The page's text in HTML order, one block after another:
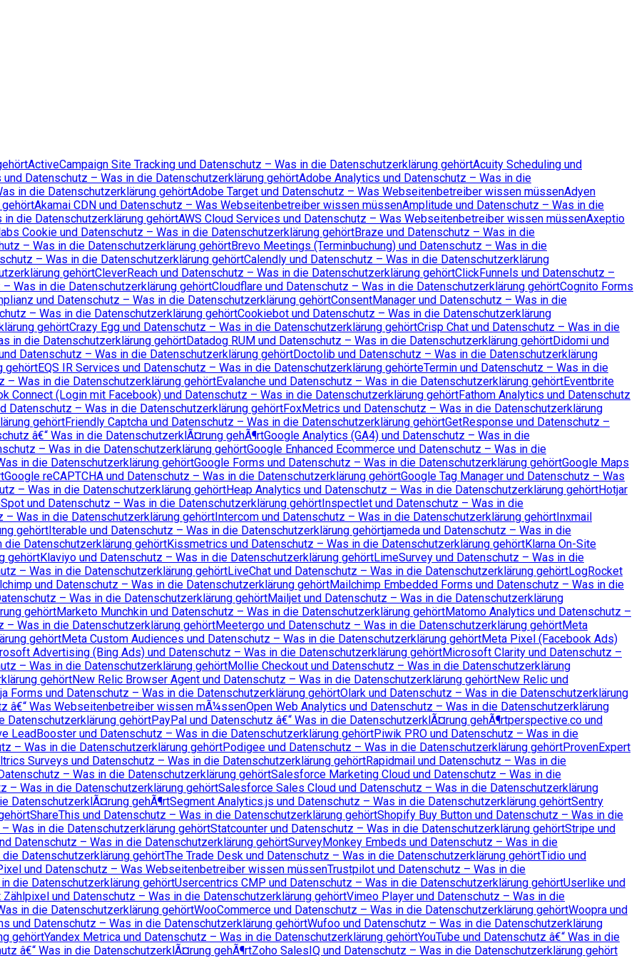
ActiveCampaign Site Tracking und Datenschutz – Was in die Datenschutzerklärung gehörtAcuity Scheduling und
und Datenschutz – Was in die Datenschutzerklärung gehörtAdobe Analytics und Datenschutz – Was in die
in die Datenschutzerklärung gehörtAdobe Target und Datenschutz – Was Webseitenbetreiber wissen müssenAdyen
Akamai CDN und Datenschutz – Was Webseitenbetreiber wissen müssenAmplitude und Datenschutz – Was in die
die Datenschutzerklärung gehörtAWS Cloud Services und Datenschutz – Was Webseitenbetreiber wissen müssenAxeptio
Cookie und Datenschutz – Was in die Datenschutzerklärung gehörtBraze und Datenschutz – Was in die
– Was in die Datenschutzerklärung gehörtBrevo Meetings (Terminbuchung) und Datenschutz – Was in die
– Was in die Datenschutzerklärung gehörtCalendly und Datenschutz – Was in die Datenschutzerklärung
gehörtCleverReach und Datenschutz – Was in die Datenschutzerklärung gehörtClickFunnels und Datenschutz –
Was in die Datenschutzerklärung gehörtCloudflare und Datenschutz – Was in die Datenschutzerklärung gehörtCognito Forms
und Datenschutz – Was in die Datenschutzerklärung gehörtConsentManager und Datenschutz – Was in die
– Was in die Datenschutzerklärung gehörtCookiebot und Datenschutz – Was in die Datenschutzerklärung
gehörtCrazy Egg und Datenschutz – Was in die Datenschutzerklärung gehörtCrisp Chat und Datenschutz – Was in die
in die Datenschutzerklärung gehörtDatadog RUM und Datenschutz – Was in die Datenschutzerklärung gehörtDidomi und
Datenschutz – Was in die Datenschutzerklärung gehörtDoctolib und Datenschutz – Was in die Datenschutzerklärung
gehörtEQS IR Services und Datenschutz – Was in die Datenschutzerklärung gehörteTermin und Datenschutz – Was in die
– Was in die Datenschutzerklärung gehörtEvalanche und Datenschutz – Was in die Datenschutzerklärung gehörtEventbrite
Connect (Login mit Facebook) und Datenschutz – Was in die Datenschutzerklärung gehörtFathom Analytics und Datenschutz
Datenschutz – Was in die Datenschutzerklärung gehörtFoxMetrics und Datenschutz – Was in die Datenschutzerklärung
gehörtFriendly Captcha und Datenschutz – Was in die Datenschutzerklärung gehörtGetResponse und Datenschutz –
â€“ Was in die DatenschutzerklÃ¤rung gehÃ¶rtGoogle Analytics (GA4) und Datenschutz – Was in die
– Was in die Datenschutzerklärung gehörtGoogle Enhanced Ecommerce und Datenschutz – Was in die
in die Datenschutzerklärung gehörtGoogle Forms und Datenschutz – Was in die Datenschutzerklärung gehörtGoogle Maps
Google reCAPTCHA und Datenschutz – Was in die Datenschutzerklärung gehörtGoogle Tag Manager und Datenschutz – Was
– Was in die Datenschutzerklärung gehörtHeap Analytics und Datenschutz – Was in die Datenschutzerklärung gehörtHotjar
und Datenschutz – Was in die Datenschutzerklärung gehörtInspectlet und Datenschutz – Was in die
– Was in die Datenschutzerklärung gehörtIntercom und Datenschutz – Was in die Datenschutzerklärung gehörtInxmail
gehörtIterable und Datenschutz – Was in die Datenschutzerklärung gehörtjameda und Datenschutz – Was in die
Datenschutzerklärung gehörtKissmetrics und Datenschutz – Was in die Datenschutzerklärung gehörtKlarna On-Site
gehörtKlaviyo und Datenschutz – Was in die Datenschutzerklärung gehörtLimeSurvey und Datenschutz – Was in die
– Was in die Datenschutzerklärung gehörtLiveChat und Datenschutz – Was in die Datenschutzerklärung gehörtLogRocket
und Datenschutz – Was in die Datenschutzerklärung gehörtMailchimp Embedded Forms und Datenschutz – Was in die
– Was in die Datenschutzerklärung gehörtMailjet und Datenschutz – Was in die Datenschutzerklärung
gehörtMarketo Munchkin und Datenschutz – Was in die Datenschutzerklärung gehörtMatomo Analytics und Datenschutz –
– Was in die Datenschutzerklärung gehörtMeetergo und Datenschutz – Was in die Datenschutzerklärung gehörtMeta
gehörtMeta Custom Audiences und Datenschutz – Was in die Datenschutzerklärung gehörtMeta Pixel (Facebook Ads)
Advertising (Bing Ads) und Datenschutz – Was in die Datenschutzerklärung gehörtMicrosoft Clarity und Datenschutz –
– Was in die Datenschutzerklärung gehörtMollie Checkout und Datenschutz – Was in die Datenschutzerklärung
gehörtNew Relic Browser Agent und Datenschutz – Was in die Datenschutzerklärung gehörtNew Relic und
Forms und Datenschutz – Was in die Datenschutzerklärung gehörtOlark und Datenschutz – Was in die Datenschutzerklärung
â€“ Was Webseitenbetreiber wissen mÃ¼ssenOpen Web Analytics und Datenschutz – Was in die Datenschutzerklärung
Datenschutzerklärung gehörtPayPal und Datenschutz â€“ Was in die DatenschutzerklÃ¤rung gehÃ¶rtperspective.co und
LeadBooster und Datenschutz – Was in die Datenschutzerklärung gehörtPiwik PRO und Datenschutz – Was in die
– Was in die Datenschutzerklärung gehörtPodigee und Datenschutz – Was in die Datenschutzerklärung gehörtProvenExpert
Surveys und Datenschutz – Was in die Datenschutzerklärung gehörtRapidmail und Datenschutz – Was in die
– Was in die Datenschutzerklärung gehörtSalesforce Marketing Cloud und Datenschutz – Was in die
– Was in die Datenschutzerklärung gehörtSalesforce Sales Cloud und Datenschutz – Was in die Datenschutzerklärung
DatenschutzerklÃ¤rung gehÃ¶rtSegment Analytics.js und Datenschutz – Was in die Datenschutzerklärung gehörtSentry
ShareThis und Datenschutz – Was in die Datenschutzerklärung gehörtShopify Buy Button und Datenschutz – Was in die
Was in die Datenschutzerklärung gehörtStatcounter und Datenschutz – Was in die Datenschutzerklärung gehörtStripe und
Datenschutz – Was in die Datenschutzerklärung gehörtSurveyMonkey Embeds und Datenschutz – Was in die
Datenschutzerklärung gehörtThe Trade Desk und Datenschutz – Was in die Datenschutzerklärung gehörtTidio und
und Datenschutz – Was Webseitenbetreiber wissen müssenTrustpilot und Datenschutz – Was in die
die Datenschutzerklärung gehörtUsercentrics CMP und Datenschutz – Was in die Datenschutzerklärung gehörtUserlike und
Zählpixel und Datenschutz – Was in die Datenschutzerklärung gehörtVimeo Player und Datenschutz – Was in die
in die Datenschutzerklärung gehörtWooCommerce und Datenschutz – Was in die Datenschutzerklärung gehörtWoopra und
und Datenschutz – Was in die Datenschutzerklärung gehörtWufoo und Datenschutz – Was in die Datenschutzerklärung
gehörtYandex Metrica und Datenschutz – Was in die Datenschutzerklärung gehörtYouTube und Datenschutz â€“ Was in die
â€“ Was in die DatenschutzerklÃ¤rung gehÃ¶rtZoho SalesIQ und Datenschutz – Was in die Datenschutzerklärung gehört